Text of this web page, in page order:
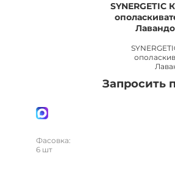
Запросить
Фасовка:
6 шт